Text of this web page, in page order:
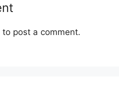
to post a comment.